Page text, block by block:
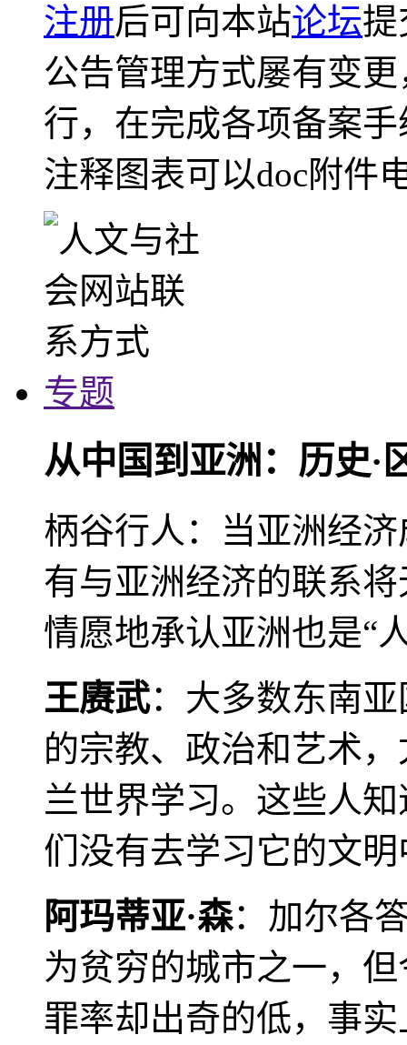
注册后可向本站论坛提
公告管理方式屡有变
行，在完成各项备案
注释图表可以doc附件
专题
从中国到亚洲：历史·
柄谷行人：当亚洲经
有与亚洲经济的联系
情愿地承认亚洲也是“
王赓武：大多数东南
的宗教、政治和艺术
兰世界学习。这些人
们没有去学习它的文
阿玛蒂亚·森：加尔各
为贫穷的城市之一，
罪率却出奇的低，事